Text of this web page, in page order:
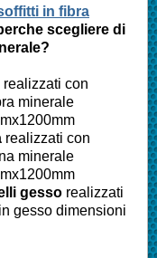
in fibra
scegliere di
realizzati con
minerale
realizzati con
minerale
gesso realizzati
gesso dimensioni